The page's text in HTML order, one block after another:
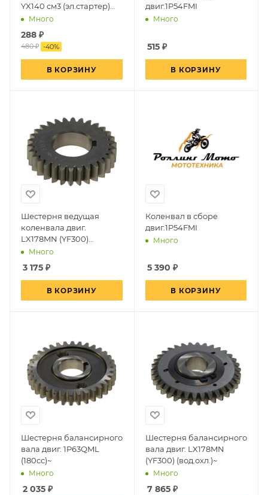
YX140 см3 (эл.стартер)
CNМного
288 ₽
480 ₽ -40%
В КОРЗИНУ
двиг.1P54FMI
Много
515₽
В КОРЗИНУ
Шестерня ведущая
коленвала двиг.
LX178MN (YF300)
(вод.охл.)~
Много
3 175 ₽
В КОРЗИНУ
Коленвал в сборе
двиг.1P54FMI
Много
5 390 ₽
В КОРЗИНУ
Шестерня балансирного
вала двиг. 1P63QML
(180cc)~
Много
2 035 ₽
Шестерня балансирного
вала двиг. LX178MN
(YF300) (вод.охл.)~
Много
7 865₽